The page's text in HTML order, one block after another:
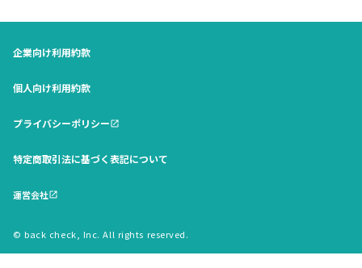
企業向け利用約款
個人向け利用約款
プライバシーポリシー open_in_new
特定商取引法に基づく表記について
運営会社open_in_new
© back check, Inc. All rights reserved.